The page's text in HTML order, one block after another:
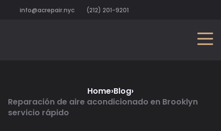
info@acrepair.nyc (212) 201-9201
Home›Blog›
Reparación de aire acondicionado en Brooklyn
servicio rápido